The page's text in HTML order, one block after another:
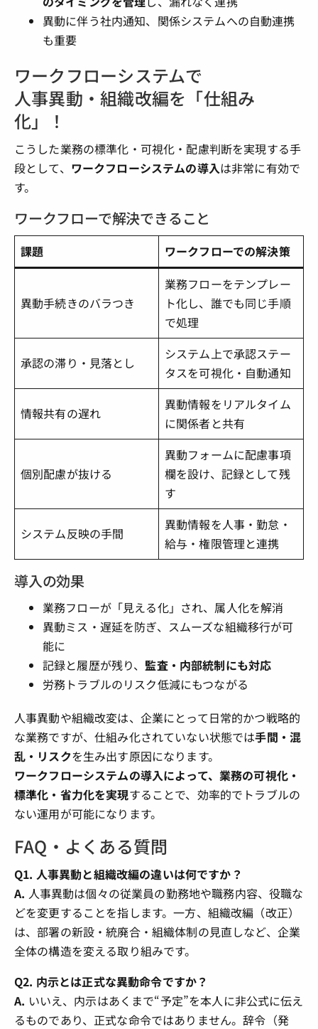
異動に伴う社内通知、関係システムへの自動連携
も重要
ワークフローシステムで
人事異動・組織改編を「仕組み
化」！
こうした業務の標準化・可視化・配慮判断を実現する手
段として、 ワークフローシステムの導入は非常に有効で
す。
ワークフローで解決できること
課題 ワークフローでの解決策
異動手続きのバラつき
業務フローをテンプレー
ト化し、誰でも同じ手順
で処理
承認の滞り・見落とし
システム上で承認ステー
タスを可視化・自動通知
情報共有の遅れ
異動情報をリアルタイム
に関係者と共有
個別配慮が抜ける
異動フォームに配慮事項
欄を設け、記録として残
す
システム反映の手間
異動情報を人事・勤怠・
給与・権限管理と連携
導入の効果
業務フローが「見える化」され、属人化を解消
異動ミス・遅延を防ぎ、スムーズな組織移行が可
能に
記録と履歴が残り、監査・内部統制にも対応
労務トラブルのリスク低減にもつながる
人事異動や組織改変は、企業にとって日常的かつ戦略的
な業務ですが、仕組み化されていない状態では手間・混
乱・リスクを生み出す原因になります。
ワークフローシステムの導入によって、業務の可視化・
標準化・省力化を実現することで、効率的でトラブルの
ない運用が可能になります。
FAQ・よくある質問
Q1. 人事異動と組織改編の違いは何ですか？
A. 人事異動は個々の従業員の勤務地や職務内容、役職な
どを変更することを指します。一方、組織改編（改正）
は、部署の新設・統廃合・組織体制の見直しなど、企業
全体の構造を変える取り組みです。
Q2. 内示とは正式な異動命令ですか？
A. いいえ、内示はあくまで“予定”を本人に非公式に伝え
るものであり、正式な命令ではありません。辞令（発